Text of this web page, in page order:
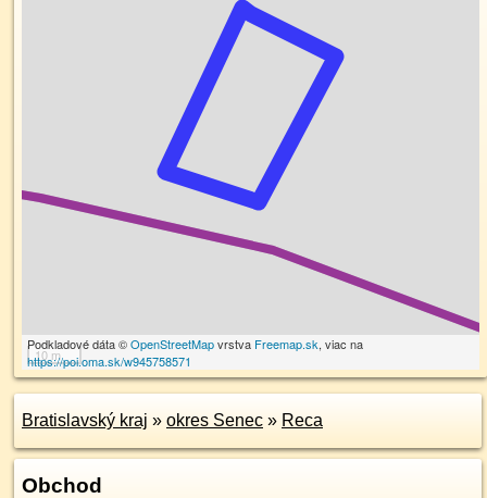
10 m
Podkladové dáta ©OpenStreetMapvrstva Freemap.sk, viac na
https://poi.oma.sk/w945758571
Bratislavský kraj » okres Senec » Reca
Obchod